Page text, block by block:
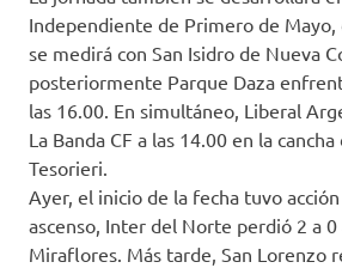
Independiente de Primero de
se medirá con San Isidro de Nueva
posteriormente Parque Daza
las 16.00. En simultáneo, Liberal
La Banda CF a las 14.00 en la
Tesorieri.
Ayer, el inicio de la fecha tuvo
ascenso, Inter del Norte perdió 2 a 0
Miraflores. Más tarde, San Lorenzo